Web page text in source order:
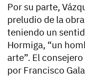
Por su parte,
preludio de la
teniendo un
Hormiga, “un
arte”. El
por Francisco